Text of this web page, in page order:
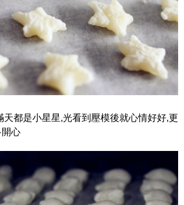
天都是小星星,光看到壓模後就心情好好,更
開心